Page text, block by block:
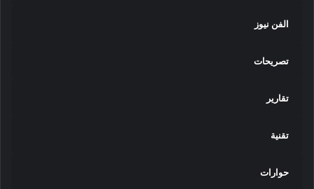
الفن نيوز
تصريحات
تقارير
تقنية
حوارات